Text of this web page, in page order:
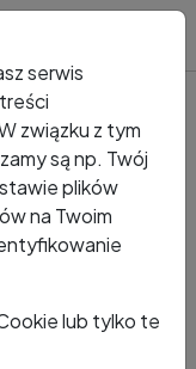
serwis
związku z tym
są np. Twój
plików
na Twoim
lub tylko te